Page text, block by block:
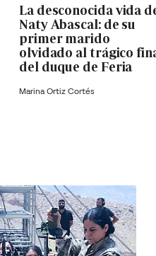
La desconocida vida
Naty Abascal: de su
primer marido
olvidado al trágico
del duque de Feria
Marina Ortiz Cortés